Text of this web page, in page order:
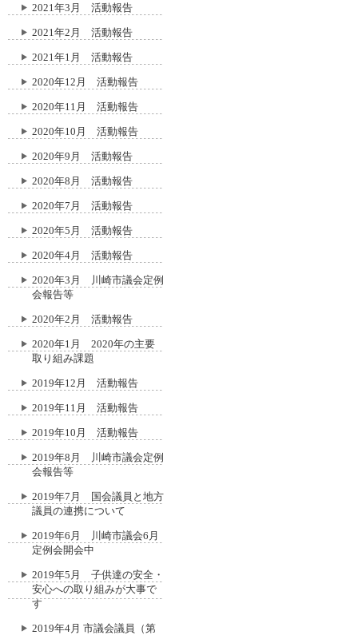
2021年3月 活動報告
2021年2月 活動報告
2021年1月 活動報告
2020年12月 活動報告
2020年11月 活動報告
2020年10月 活動報告
2020年9月 活動報告
2020年8月 活動報告
2020年7月 活動報告
2020年5月 活動報告
2020年4月 活動報告
2020年3月 川崎市議会定例
会報告等
2020年2月 活動報告
2020年1月 2020年の主要
取り組み課題
2019年12月 活動報告
2019年11月 活動報告
2019年10月 活動報告
2019年8月 川崎市議会定例
会報告等
2019年7月 国会議員と地方
議員の連携について
2019年6月 川崎市議会6月
定例会開会中
2019年5月 子供達の安全・
安心への取り組みが大事で
す
2019年4月 市議会議員（第